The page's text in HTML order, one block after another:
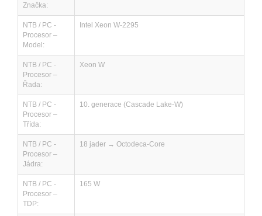
Značka:
NTB / PC -
Procesor –
Model:
Intel Xeon W-2295
NTB / PC -
Procesor –
Řada:
Xeon W
NTB / PC -
Procesor –
Třída:
10. generace (Cascade Lake-W)
NTB / PC -
Procesor –
Jádra:
18 jader → Octodeca-Core
NTB / PC -
Procesor –
TDP:
165 W